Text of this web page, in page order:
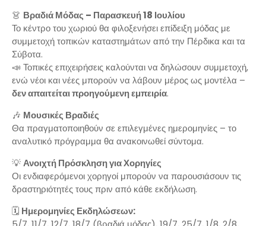
👗 Βραδιά Μόδας – Παρασκευή 18 Ιουλίου
Το κέντρο του χωριού θα φιλοξενήσει επίδειξη μόδας με
συμμετοχή τοπικών καταστημάτων από την Πέρδικα και τα
Σύβοτα.
📣 Τοπικές επιχειρήσεις καλούνται να δηλώσουν συμμετοχή,
ενώ νέοι και νέες μπορούν να λάβουν μέρος ως μοντέλα –
δεν απαιτείται προηγούμενη εμπειρία.
🎶 Μουσικές Βραδιές
Θα πραγματοποιηθούν σε επιλεγμένες ημερομηνίες – το
αναλυτικό πρόγραμμα θα ανακοινωθεί σύντομα.
💡Ανοιχτή Πρόσκληση για Χορηγίες
Οι ενδιαφερόμενοι χορηγοί μπορούν να παρουσιάσουν τις
δραστηριότητές τους πριν από κάθε εκδήλωση.
🗓️ Ημερομηνίες Εκδηλώσεων: